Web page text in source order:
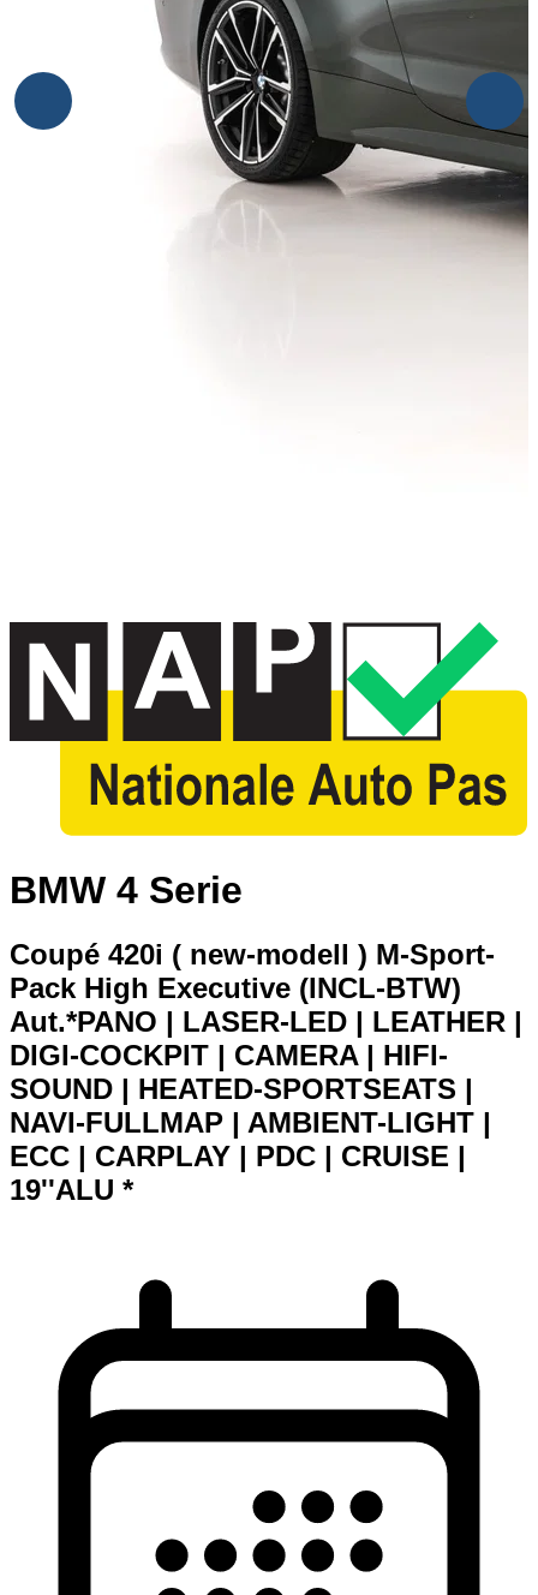
BMW 4 Serie
Coupé 420i ( new-modell ) M-Sport-
Pack High Executive (INCL-BTW)
Aut.*PANO | LASER-LED | LEATHER |
DIGI-COCKPIT | CAMERA | HIFI-
SOUND | HEATED-SPORTSEATS |
NAVI-FULLMAP | AMBIENT-LIGHT |
ECC | CARPLAY | PDC | CRUISE |
19''ALU *